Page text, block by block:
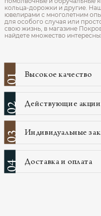
кольца-дорожки и другие.
ювелирами с многолетним
для особого случая или
свою жизнь, в магазине
найдете множество
01 Высокое качество
02 Действующие акции
03 Индивидуальные
04 Доставка и оплата